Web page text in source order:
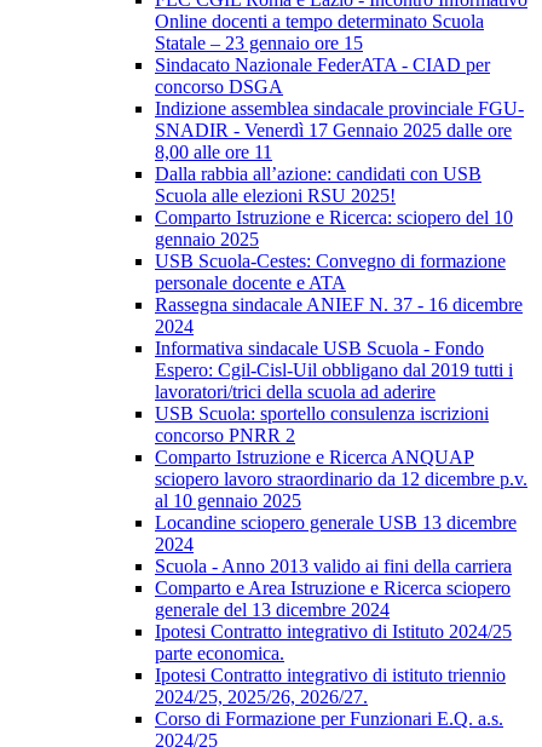
Online docenti a tempo determinato Scuola
Statale – 23 gennaio ore 15
Sindacato Nazionale FederATA - CIAD per
concorso DSGA
Indizione assemblea sindacale provinciale FGU-
SNADIR - Venerdì 17 Gennaio 2025 dalle ore
8,00 alle ore 11
Dalla rabbia all’azione: candidati con USB
Scuola alle elezioni RSU 2025!
Comparto Istruzione e Ricerca: sciopero del 10
gennaio 2025
USB Scuola-Cestes: Convegno di formazione
personale docente e ATA
Rassegna sindacale ANIEF N. 37 - 16 dicembre
2024
Informativa sindacale USB Scuola - Fondo
Espero: Cgil-Cisl-Uil obbligano dal 2019 tutti i
lavoratori/trici della scuola ad aderire
USB Scuola: sportello consulenza iscrizioni
concorso PNRR 2
Comparto Istruzione e Ricerca ANQUAP
sciopero lavoro straordinario da 12 dicembre p.v.
al 10 gennaio 2025
Locandine sciopero generale USB 13 dicembre
2024
Scuola - Anno 2013 valido ai fini della carriera
Comparto e Area Istruzione e Ricerca sciopero
generale del 13 dicembre 2024
Ipotesi Contratto integrativo di Istituto 2024/25
parte economica.
Ipotesi Contratto integrativo di istituto triennio
2024/25, 2025/26, 2026/27.
Corso di Formazione per Funzionari E.Q. a.s.
2024/25